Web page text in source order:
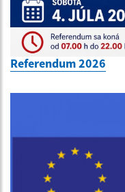
Referendum 2026